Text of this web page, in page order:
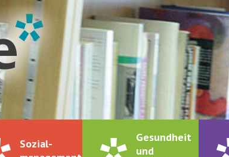
Sozial-
Gesundheit
und